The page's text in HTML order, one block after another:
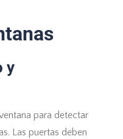
y
para detectar
Las puertas deben